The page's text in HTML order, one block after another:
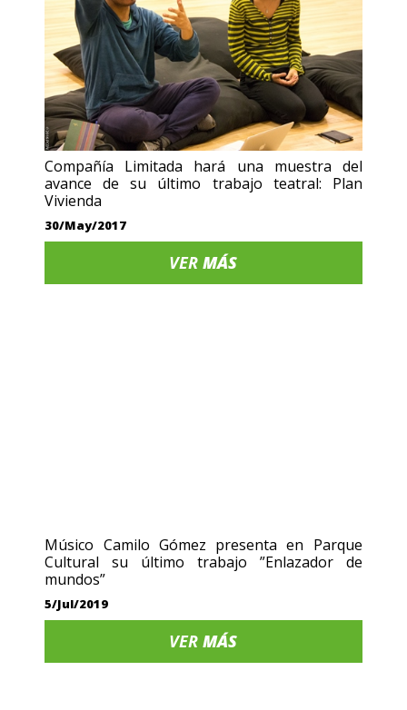
Compañía Limitada hará una muestra del
avance de su último trabajo teatral: Plan
Vivienda
30/May/2017
VERMÁS
Músico Camilo Gómez presenta en Parque
Cultural su último trabajo ”Enlazador de
mundos”
5/Jul/2019
VERMÁS